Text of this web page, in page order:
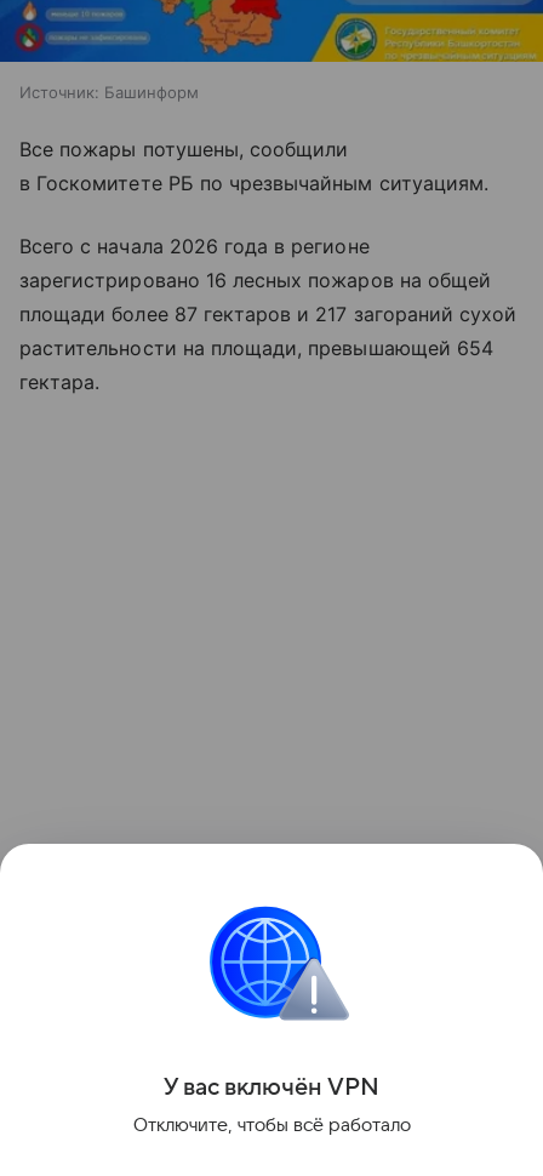
Источник: Башинформ
Все пожары потушены, сообщили
в Госкомитете РБ по чрезвычайным ситуациям.
Всего с начала 2026 года в регионе
зарегистрировано 16 лесных пожаров на общей
площади более 87 гектаров и 217 загораний сухой
растительности на площади, превышающей 654
гектара.
Поделиться
У вас включён VPN
Отключите, чтобы всё работало